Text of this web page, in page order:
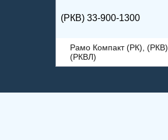
(РКВ) 33-900-1300
Рамо Компакт (РК), (РКВ),
(РКВЛ)